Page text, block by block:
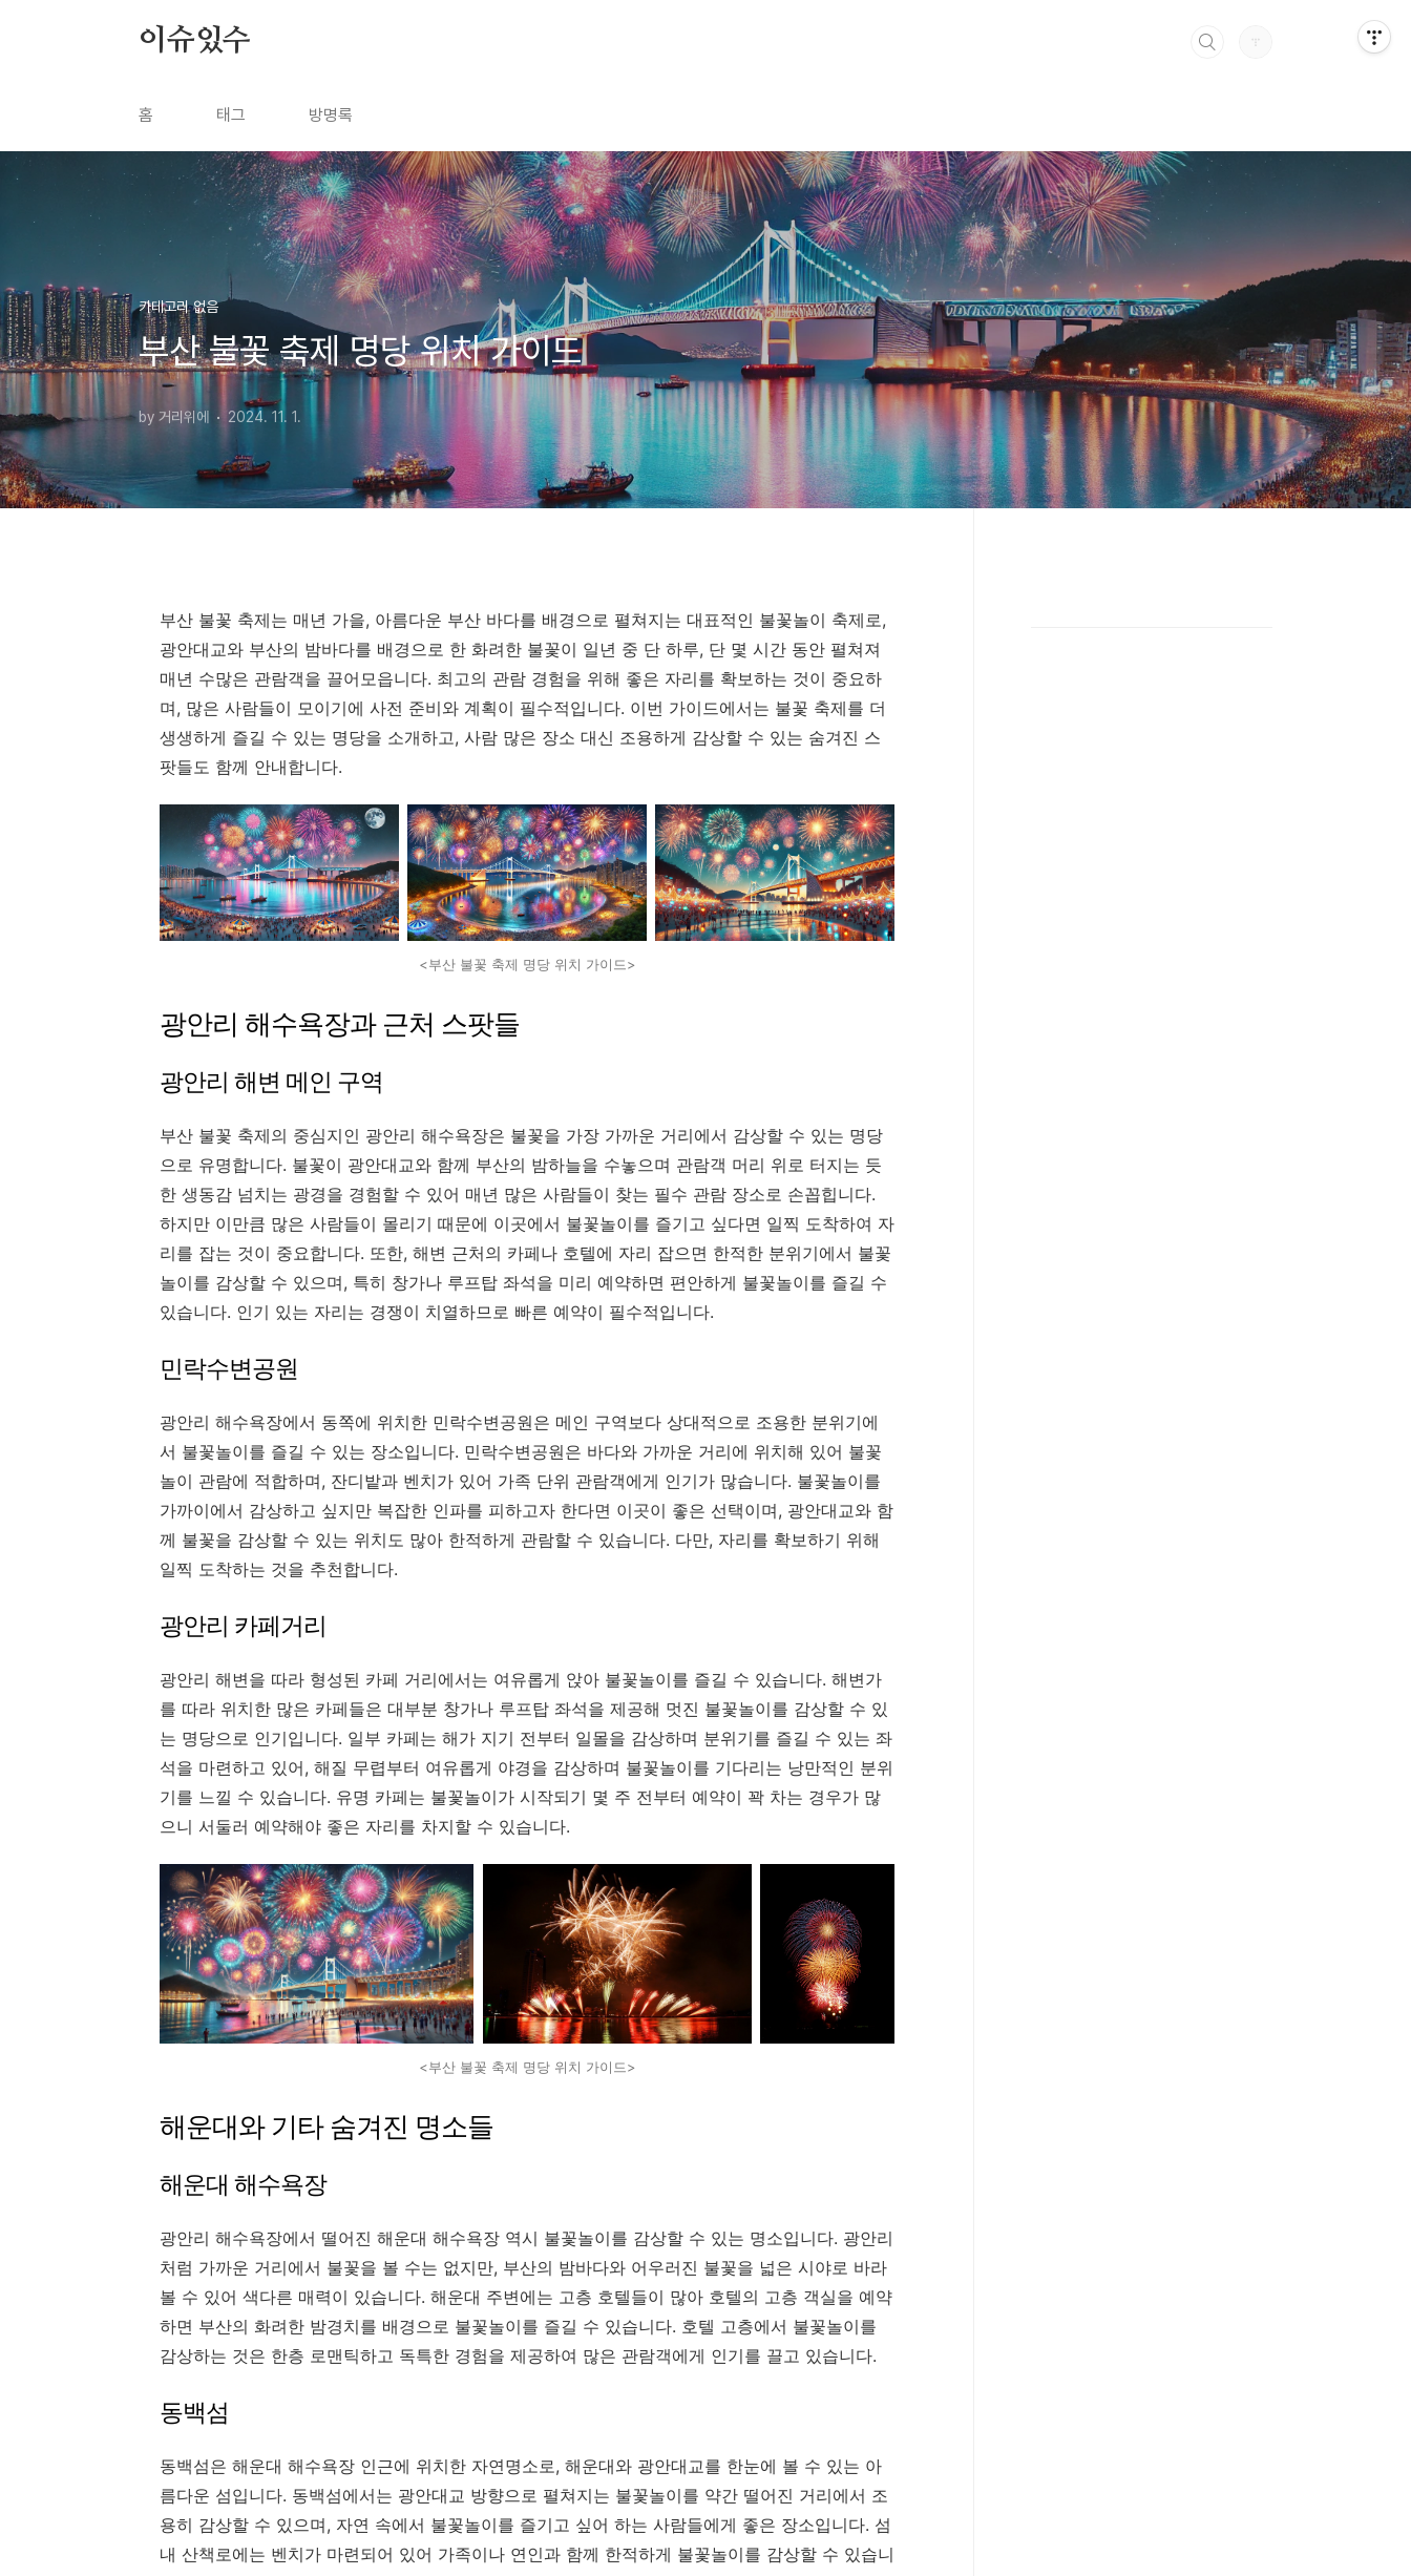
이슈있수
홈 태그 방명록
카테고리 없음
부산 불꽃 축제 명당 위치 가이드
by 거리위에 2024. 11. 1.
부산 불꽃 축제는 매년 가을, 아름다운 부산 바다를 배경으로 펼쳐지는 대표적인 불꽃놀이 축제로,
광안대교와 부산의 밤바다를 배경으로 한 화려한 불꽃이 일년 중 단 하루, 단 몇 시간 동안 펼쳐져
매년 수많은 관람객을 끌어모읍니다. 최고의 관람 경험을 위해 좋은 자리를 확보하는 것이 중요하
며, 많은 사람들이 모이기에 사전 준비와 계획이 필수적입니다. 이번 가이드에서는 불꽃 축제를 더
생생하게 즐길 수 있는 명당을 소개하고, 사람 많은 장소 대신 조용하게 감상할 수 있는 숨겨진 스
팟들도 함께 안내합니다.
<부산 불꽃 축제 명당 위치 가이드>
광안리 해수욕장과 근처 스팟들
광안리 해변 메인 구역
부산 불꽃 축제의 중심지인 광안리 해수욕장은 불꽃을 가장 가까운 거리에서 감상할 수 있는 명당
으로 유명합니다. 불꽃이 광안대교와 함께 부산의 밤하늘을 수놓으며 관람객 머리 위로 터지는 듯
한 생동감 넘치는 광경을 경험할 수 있어 매년 많은 사람들이 찾는 필수 관람 장소로 손꼽힙니다.
하지만 이만큼 많은 사람들이 몰리기 때문에 이곳에서 불꽃놀이를 즐기고 싶다면 일찍 도착하여 자
리를 잡는 것이 중요합니다. 또한, 해변 근처의 카페나 호텔에 자리 잡으면 한적한 분위기에서 불꽃
놀이를 감상할 수 있으며, 특히 창가나 루프탑 좌석을 미리 예약하면 편안하게 불꽃놀이를 즐길 수
있습니다. 인기 있는 자리는 경쟁이 치열하므로 빠른 예약이 필수적입니다.
민락수변공원
광안리 해수욕장에서 동쪽에 위치한 민락수변공원은 메인 구역보다 상대적으로 조용한 분위기에
서 불꽃놀이를 즐길 수 있는 장소입니다. 민락수변공원은 바다와 가까운 거리에 위치해 있어 불꽃
놀이 관람에 적합하며, 잔디밭과 벤치가 있어 가족 단위 관람객에게 인기가 많습니다. 불꽃놀이를
가까이에서 감상하고 싶지만 복잡한 인파를 피하고자 한다면 이곳이 좋은 선택이며, 광안대교와 함
께 불꽃을 감상할 수 있는 위치도 많아 한적하게 관람할 수 있습니다. 다만, 자리를 확보하기 위해
일찍 도착하는 것을 추천합니다.
광안리 카페거리
광안리 해변을 따라 형성된 카페 거리에서는 여유롭게 앉아 불꽃놀이를 즐길 수 있습니다. 해변가
를 따라 위치한 많은 카페들은 대부분 창가나 루프탑 좌석을 제공해 멋진 불꽃놀이를 감상할 수 있
는 명당으로 인기입니다. 일부 카페는 해가 지기 전부터 일몰을 감상하며 분위기를 즐길 수 있는 좌
석을 마련하고 있어, 해질 무렵부터 여유롭게 야경을 감상하며 불꽃놀이를 기다리는 낭만적인 분위
기를 느낄 수 있습니다. 유명 카페는 불꽃놀이가 시작되기 몇 주 전부터 예약이 꽉 차는 경우가 많
으니 서둘러 예약해야 좋은 자리를 차지할 수 있습니다.
<부산 불꽃 축제 명당 위치 가이드>
해운대와 기타 숨겨진 명소들
해운대 해수욕장
광안리 해수욕장에서 떨어진 해운대 해수욕장 역시 불꽃놀이를 감상할 수 있는 명소입니다. 광안리
처럼 가까운 거리에서 불꽃을 볼 수는 없지만, 부산의 밤바다와 어우러진 불꽃을 넓은 시야로 바라
볼 수 있어 색다른 매력이 있습니다. 해운대 주변에는 고층 호텔들이 많아 호텔의 고층 객실을 예약
하면 부산의 화려한 밤경치를 배경으로 불꽃놀이를 즐길 수 있습니다. 호텔 고층에서 불꽃놀이를
감상하는 것은 한층 로맨틱하고 독특한 경험을 제공하여 많은 관람객에게 인기를 끌고 있습니다.
동백섬
동백섬은 해운대 해수욕장 인근에 위치한 자연명소로, 해운대와 광안대교를 한눈에 볼 수 있는 아
름다운 섬입니다. 동백섬에서는 광안대교 방향으로 펼쳐지는 불꽃놀이를 약간 떨어진 거리에서 조
용히 감상할 수 있으며, 자연 속에서 불꽃놀이를 즐기고 싶어 하는 사람들에게 좋은 장소입니다. 섬
내 산책로에는 벤치가 마련되어 있어 가족이나 연인과 함께 한적하게 불꽃놀이를 감상할 수 있습니